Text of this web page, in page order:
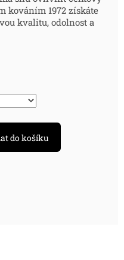
kováním 1972 získáte
kvalitu, odolnost a
do košíku